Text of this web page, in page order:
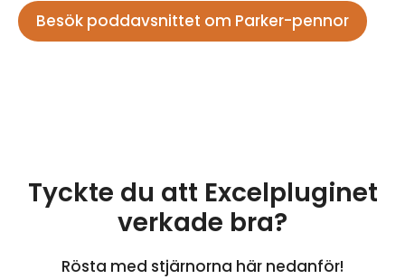
Besök poddavsnittet om Parker-pennor
Tyckte du att Excelpluginet
verkade bra?
Rösta med stjärnorna här nedanför!